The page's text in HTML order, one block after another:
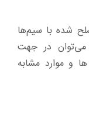
شده با سیم‌ها
می‌توان در جهت
و موارد مشابه